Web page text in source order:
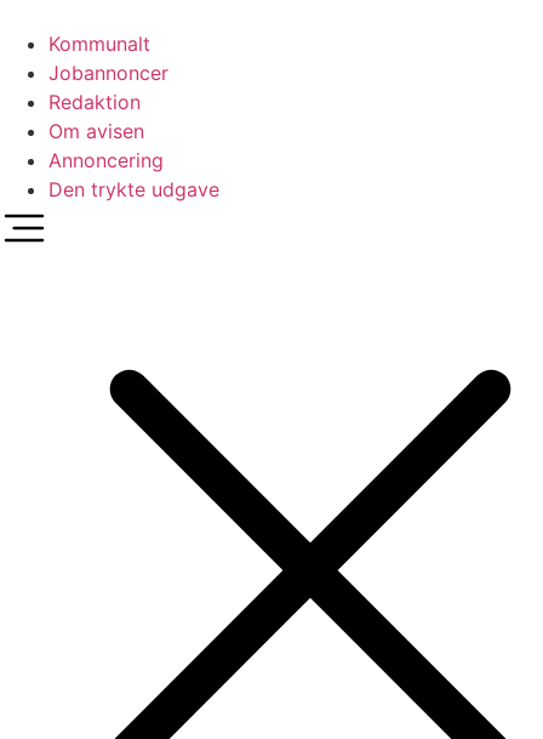
indhold
Kommunalt
Jobannoncer
Redaktion
Om avisen
Annoncering
Den trykte udgave